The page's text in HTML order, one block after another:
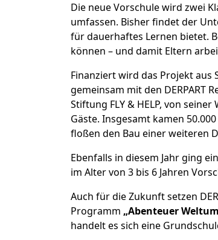
Die neue Vorschule wird zwei
umfassen. Bisher findet der
für dauerhaftes Lernen bietet.
können – und damit Eltern
Finanziert wird das Projekt aus
gemeinsam mit den
Stiftung FLY & HELP, von
Gäste. Insgesamt kamen
floßen den Bau einer weiteren
Ebenfalls in diesem Jahr ging
im Alter von 3 bis 6 Jahren
Auch für die Zukunft setzen
Programm „Abenteuer
handelt es sich eine